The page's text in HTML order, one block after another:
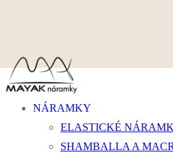
NÁRAMKY
ELASTICKÉ
SHAMBALLA A